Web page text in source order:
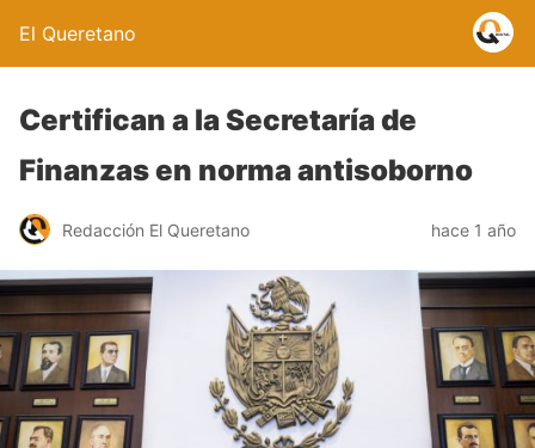
El Queretano
Certifican a la Secretaría de
Finanzas en norma antisoborno
Redacción El Queretano hace 1 año